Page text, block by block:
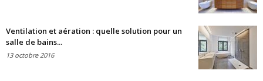
Ventilation et aération : quelle solution pour un
salle de bains...
13 octobre 2016